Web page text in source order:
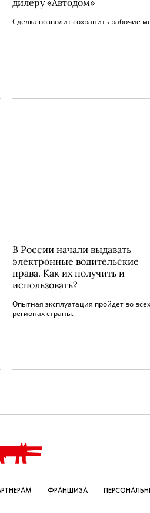
дилеру «Автодом»
Сделка позволит сохранить рабочие
В России начали выдавать
электронные водительские
права. Как их получить и
использовать?
Опытная эксплуатация пройдет во всех
регионах страны.
ФРАНШИЗА